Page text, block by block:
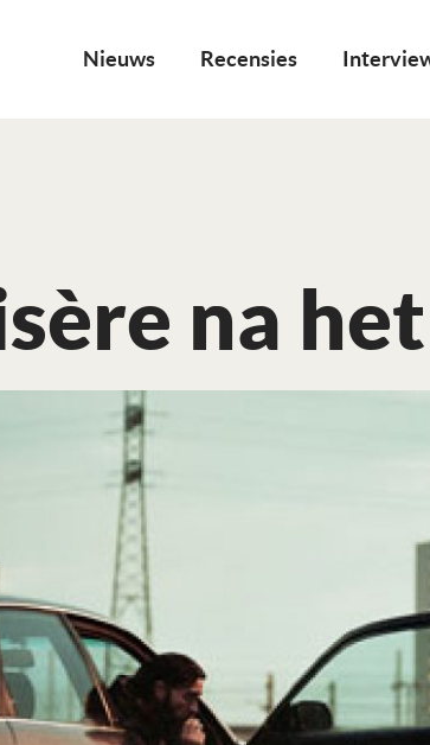
Nieuws Recensies
na